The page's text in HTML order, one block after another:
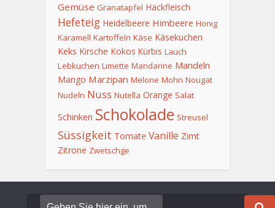
Gemüse Granatapfel Hackfleisch
Hefeteig Heidelbeere Himbeere Honig
Karamell Kartoffeln Käse Käsekuchen
Keks Kirsche Kokos Kürbis Lauch
Lebkuchen Limette Mandarine Mandeln
Mango Marzipan Melone Mohn Nougat
Nudeln Nuss Nutella Orange Salat
Schinken Schokolade Streusel
Süssigkeit Tomate Vanille Zimt
Zitrone Zwetschge